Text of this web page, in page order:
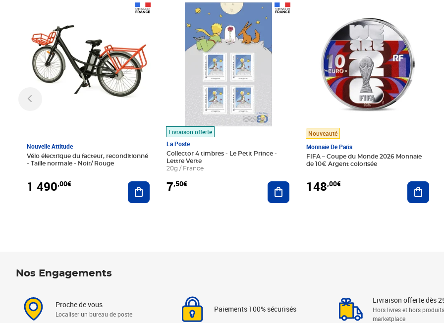
Nouvelle Attitude
Vélo électrique du facteur, reconditionné
- Taille normale - Noir/ Rouge
1 490,00€ Ajouter au panier
Livraison offerte
La Poste
Collector 4 timbres - Le Petit Prince -
Lettre Verte
20g / France
7,50€
Prix 7,50€
Ajouter au panier
Nouveauté
Monnaie De Paris
FIFA – Coupe du Monde 2026 Monnaie
de 10€ Argent colorisée
148,00€
Nos Engagements
Proche de vous
Localiser un bureau de poste
Paiements 100% sécurisés
Livraison offerte dès
Hors livres et hors produits
marketplace